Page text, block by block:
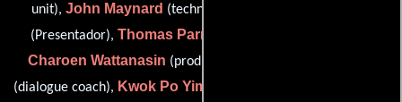
unit), John Maynard (technical advisor),
(Presentador), Thomas Parris
Charoen Wattanasin (production advisor),
(dialogue coach), Kwok Po Yim